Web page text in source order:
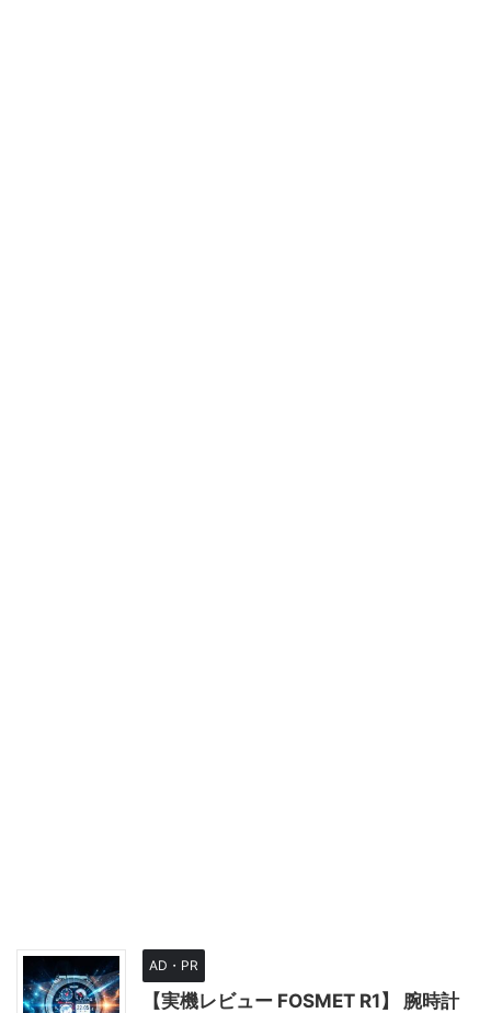
AD・PR
【実機レビュー FOSMET R1】 腕時計